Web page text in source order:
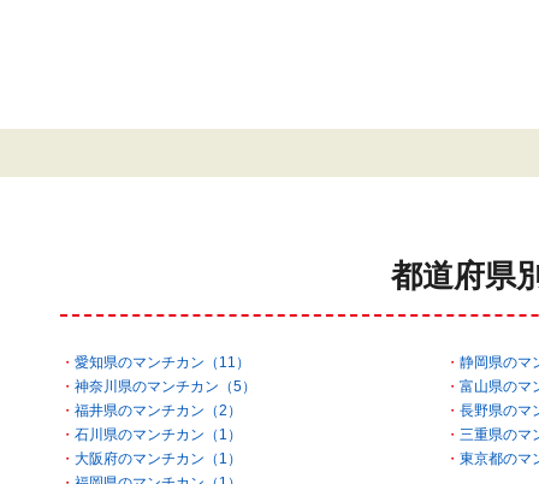
都道府県
愛知県のマンチカン（11）
静岡県のマ
神奈川県のマンチカン（5）
富山県のマ
福井県のマンチカン（2）
長野県のマ
石川県のマンチカン（1）
三重県のマ
大阪府のマンチカン（1）
東京都のマ